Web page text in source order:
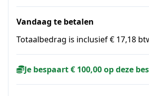
Vandaag te betalen
Totaalbedrag is inclusief € 17,18
Je bespaart € 100,00 op deze